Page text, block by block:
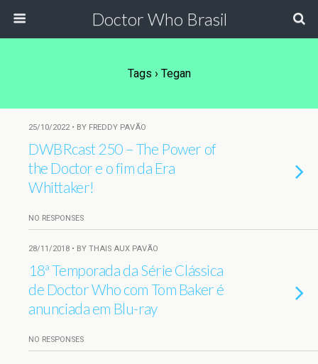
Doctor Who Brasil
Tags › Tegan
25/10/2022 • BY FREDDY PAVÃO
DWBRcast 250 – The Power of
the Doctor e o fim da Era
Whittaker!
NO RESPONSES
28/11/2018 • BY THAIS AUX PAVÃO
18ª Temporada da Série Clássica
de Doctor Who com Tom Baker é
anunciada em Blu-ray
NO RESPONSES